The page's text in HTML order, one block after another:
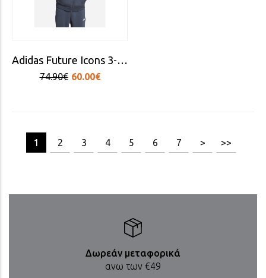
Adidas Future Icons 3-stripes Φούτερ με Κουκούλα Μπλε
74.90€ 60.00€
1 2 3 4 5 6 7 > >>
Δωρεάν μεταφορικά
ανω των €49